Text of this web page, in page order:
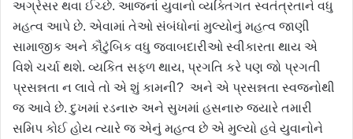
અગ્રેસર થવા ઈચ્છે. આજનાં યુવાનો વ્યક્તિગત સ્વતંત્રતાને વધુ
મહત્વ આપે છે. એવામાં તેઓ સંબંધોનાં મુલ્યોનું મહત્વ જાણી
સામાજીક અને કૌટુંબિક વધુ જવાબદારીઓ સ્વીકારતા થાય એ
વિશે ચર્ચા થશે. વ્યકિત સફળ થાય, પ્રગતિ કરે પણ જો પ્રગતી
પ્રસન્નતા ન લાવે તો એ શું કામની? અને એ પ્રસન્નતા સ્વજનોથી
જ આવે છે. દુખમાં રડનારુ અને સુખમાં હસનારુ જ્યારે તમારી
સમિપ કોઈ હોય ત્યારે જ એનું મહત્વ છે એ મુલ્યો હવે યુવાનોને